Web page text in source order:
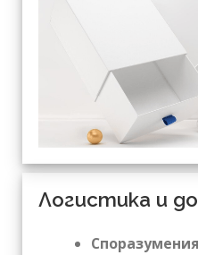
Логистика и